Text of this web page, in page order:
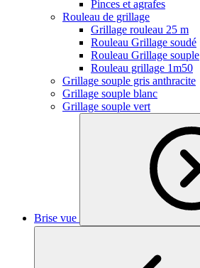
Pinces et agrafes
Rouleau de grillage
Grillage rouleau 25 m
Rouleau Grillage soudé
Rouleau Grillage souple
Rouleau grillage 1m50
Grillage souple gris anthracite
Grillage souple blanc
Grillage souple vert
Brise vue